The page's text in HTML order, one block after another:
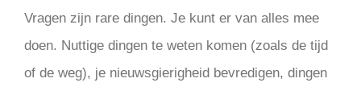
Vragen zijn rare dingen. Je kunt er van alles mee
doen. Nuttige dingen te weten komen (zoals de tijd
of de weg), je nieuwsgierigheid bevredigen, dingen